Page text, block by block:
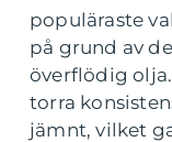
populäraste
på grund av
överflödig
torra
jämnt, vilket